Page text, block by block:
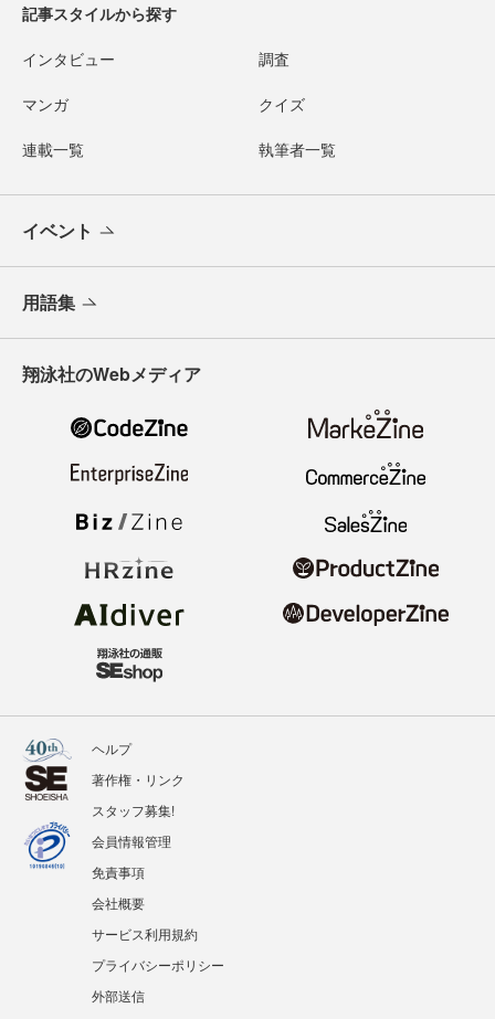
記事スタイルから探す
インタビュー 調査
マンガ クイズ
連載一覧 執筆者一覧
イベント
用語集
翔泳社のWebメディア
ヘルプ
著作権・リンク
スタッフ募集!
会員情報管理
免責事項
会社概要
サービス利用規約
プライバシーポリシー
外部送信